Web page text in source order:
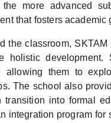
more advanced
that fosters academic
the classroom,
holistic
allowing them to
The school also
transition into formal
integration program